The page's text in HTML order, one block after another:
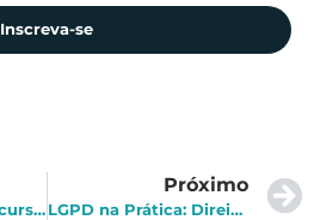
Inscreva-se
Fundação oferece curso gratuito de Compliance no Serviço Público
Próximo
LGPD na Prática: Direitos e Garantias dos titulares de dados pessoais?